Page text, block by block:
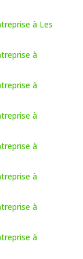
à Les
à
à
à
à
à
à
à